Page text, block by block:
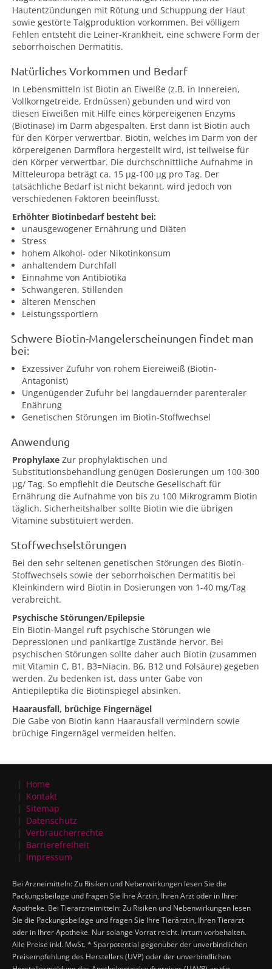
Hautentzündungen mit Rötung und Schuppung der Haut
sowie gestörte Talgproduktion vorkommen. Bei völligem
Fehlen entsteht die Leiner-Krankheit, eine schwere Form der
seborrhoischen Dermatitis.
Natürliches Vorkommen und Bedarf
In Lebensmitteln ist Biotin an Eiweiße (z.B. in Innereien,
Vollkorngetreide, Erdnüssen) gebunden und wird von
diesen Eiweißen mit Hilfe eines körpereigenen Enzyms
(Biotinase) im Darm abgespalten. Erst dann ist Biotin auch
für den Körper verwertbar. Biotin, welches im Darm von der
körpereigenen Darmflora hergestellt wird, ist teilweise für
den Körper verwertbar. Die durchschnittliche Aufnahme in
Mitteleuropa beträgt ca. 15 µg-100 µg pro Tag. Der
tatsächliche Bedarf ist nicht bekannt, wird jedoch von
verschiedenen Faktoren beeinflusst.
Erhöhter Biotinbedarf besteht bei:
unausgewogener Ernährung und Diäten
Stress
hohem Alkohol- oder Nikotinkonsum
anhaltendem Durchfall
Einnahme von Antibiotika
Schwangeren, Stillenden
älteren Menschen
Leistungssportlern
Schwere Biotin-Mangelerscheinungen findet man
bei:
Exzessiver Zufuhr von rohem Eiereiweiß (Biotin-
Antagonist)
Ungenügender Zufuhr bei langdauernder parenteraler
Enährung
Genetischen Störungen im Biotin-Stoffwechsel
Anwendung
Prophylaxe Zur prophylaktischen und
Substitutionsbehandlung genügen Dosierungen um 100-300
µg/ Tag. So empfiehlt die Deutsche Gesellschaft für
Ernährung die Aufnahme von bis zu 100 Mikrogramm Biotin
täglich. Sicherheitshalber sollte Biotin wie die übrigen
Vitamine substituiert werden.
Stoffwechselstörungen
Bei den sehr seltenen genetischen Störungen des Biotin-
Stoffwechsels sowie der seborrhoischen Dermatitis bei
Kleinkindern wird Biotin in Dosierungen von 1-40 mg/Tag
verabreicht.
Psychische Störungen/Epilepsie
Ein Biotin-Mangel ruft psychische Störungen wie
Depressionen und panikartige Zustände hervor. Bei
psychischen Störungen sollte daher auch Biotin (zusammen
mit Vitamin C, B1, B3=Niacin, B6, B12 und Folsäure) gegeben
werden. Zu bedenken ist, dass unter Gabe von
Antiepileptika die Biotinspiegel absinken.
Haarausfall, brüchige Fingernägel
Die Gabe von Biotin kann Haarausfall vermindern sowie
brüchige Fingernägel vermeiden helfen.
Home
Kontakt
Sitemap
Datenschutz
Verbraucherrechte
Barrierefreiheit
Impressum
Bei Arzneimitteln: Zu Risiken und Nebenwirkungen lesen Sie die
Packungsbeilage und fragen Sie Ihre Ärztin, Ihren Arzt oder in Ihrer
Apotheke. Bei Tierarzneimitteln: Zu Risiken und Nebenwirkungen lesen
Sie die Packungsbeilage und fragen Sie Ihre Tierärztin, Ihren Tierarzt
oder in Ihrer Apotheke. Nur solange Vorrat reicht. Irrtum vorbehalten.
Alle Preise inkl. MwSt. * Sparpotential gegenüber der unverbindlichen
Preisempfehlung des Herstellers (UVP) oder der unverbindlichen